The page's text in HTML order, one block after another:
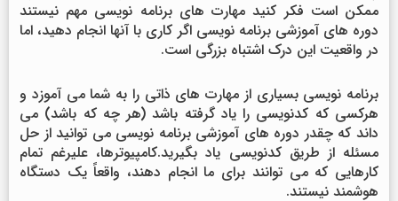
ممکن است فکر کنید مهارت های برنامه نویسی مهم نیستند
دوره های آموزشی برنامه نویسی اگر کاری با آنها انجام دهید، اما
در واقعیت این درک اشتباه بزرگی است.
برنامه نویسی بسیاری از مهارت های ذاتی را به شما می آموزد و
هرکسی که کدنویسی را یاد گرفته باشد (هر چه که باشد) می
داند که چقدر دوره های آموزشی برنامه نویسی می توانید از حل
مسئله از طریق کدنویسی یاد بگیرید.کامپیوترها، علیرغم تمام
کارهایی که می توانند برای ما انجام دهند، واقعاً یک دستگاه
هوشمند نیستند.